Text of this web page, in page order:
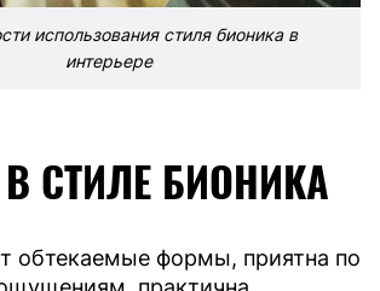
использования стиля бионика в
интерьере
СТИЛЕ БИОНИКА
обтекаемые формы, приятна по